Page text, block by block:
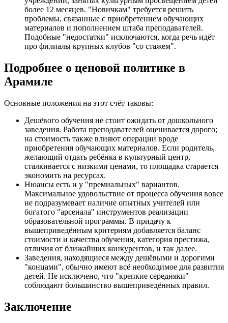
более 12 месяцев. "Новичкам" требуется решить
проблемы, связанные с приобретением обучающих
материалов и пополнением штаба преподавателей.
Подобные "недостатки" исключаются, когда речь идёт
про филиалы крупных клубов "со стажем".
Подробнее о ценовой политике в
Арамиле
Основные положения на этот счёт таковы:
Дешёвого обучения не стоит ожидать от дошкольного
заведения. Работа преподавателей оценивается дорого;
на стоимость также влияют операции вроде
приобретения обучающих материалов. Если родитель,
желающий отдать ребёнка в культурный центр,
сталкивается с низкими ценами, то площадка старается
экономить на ресурсах.
Нюансы есть и у "премиальных" вариантов.
Максимальное удовольствие от процесса обучения вовсе
не подразумевает наличие опытных учителей или
богатого "арсенала" инструментов реализации
образовательной программы. В придачу к
вышеприведённым критериям добавляется баланс
стоимости и качества обучения, категория престижа,
отличия от ближайших конкурентов, и так далее.
Заведения, находящиеся между дешёвыми и дорогими
"концами", обычно имеют всё необходимое для развития
детей. Не исключено, что "крепкие середняки"
соблюдают большинство вышеприведённых правил.
Заключение